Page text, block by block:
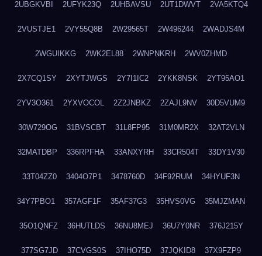
2UBGKVBI 2UFYK23Q 2UHBAVSU 2UT1DWVT 2VA5KTQ4
2VUSTJE1 2VY55Q8B 2W29565T 2W496244 2WADJS4M
2WGUIKKG 2WK2EL88 2WNPNKRH 2WV0ZHMD
2X7CQ1SY 2XYTJWGS 2Y7I1IC2 2YKK8NSK 2YT95AO1
2YV3O361 2YXVOCOL 2Z2JNBKZ 2ZAJL9NV 30D5VUM9
30W729OG 31BVSCBT 31L8FP95 31M0MR2X 32AT2VLN
32MATDBP 336RPFHA 33ANXYRH 33CR504T 33DY1V30
33T04ZZ0 3404O7P1 3478760D 34F92RUM 34HYUF3N
34Y7PBO1 357AGF1F 35AF37G3 35HVS0VG 35MJZMAN
35O1QNFZ 36HUTLDS 36NU8MEJ 36U7Y0NR 376J215Y
377SG7JD 37CVGS0S 37IHO75D 37JQKID8 37X9FZP9